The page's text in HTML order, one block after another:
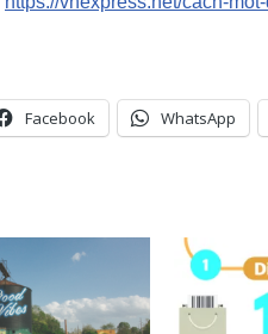
Facebook WhatsApp